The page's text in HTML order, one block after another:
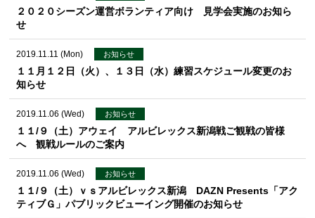
２０２０シーズン運営ボランティア向け 見学会実施のお知ら
せ
2019.11.11 (Mon) お知らせ
１１月１２日（火）、１３日（水）練習スケジュール変更のお
知らせ
2019.11.06 (Wed) お知らせ
１１/９（土）アウェイ アルビレックス新潟戦ご観戦の皆様
へ 観戦ルールのご案内
2019.11.06 (Wed) お知らせ
１１/９（土）ｖｓアルビレックス新潟 DAZN Presents「アク
ティブＧ」パブリックビューイング開催のお知らせ